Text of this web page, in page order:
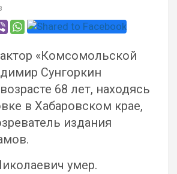
«Комсомольской
Сунгоркин
68 лет, находясь
в Хабаровском крае,
издания
умер.